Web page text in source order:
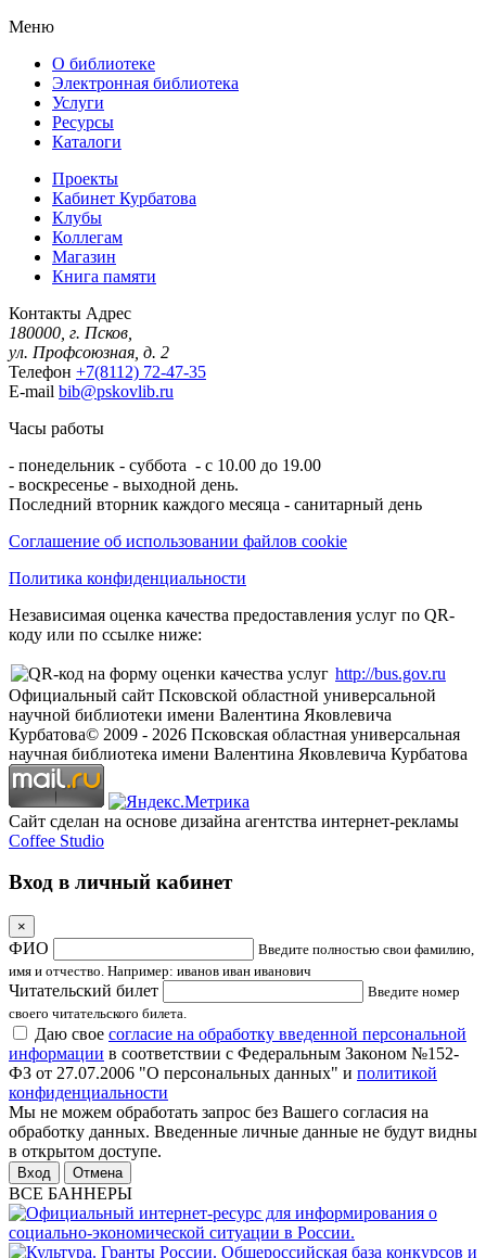
Меню
О библиотеке
Электронная библиотека
Услуги
Ресурсы
Каталоги
Проекты
Кабинет Курбатова
Клубы
Коллегам
Магазин
Книга памяти
Контакты Адрес
180000, г. Псков,
ул. Профсоюзная, д. 2
Телефон +7(8112) 72-47-35
E-mail bib@pskovlib.ru
Часы работы
- понедельник - суббота - с 10.00 до 19.00
- воскресенье - выходной день.
Последний вторник каждого месяца - санитарный день
Соглашение об использовании файлов cookie
Политика конфиденциальности
Независимая оценка качества предоставления услуг по QR-
коду или по ссылке ниже:
http://bus.gov.ru
Официальный сайт Псковской областной универсальной
научной библиотеки имени Валентина Яковлевича
Курбатова© 2009 - 2026 Псковская областная универсальная
научная библиотека имени Валентина Яковлевича Курбатова
Сайт сделан на основе дизайна агентства интернет-рекламы
Coffee Studio
Вход в личный кабинет
×
ФИО
Введите полностью свои фамилию,
имя и отчество. Например: иванов иван иванович
Читательский билет
Введите номер
своего читательского билета.
Даю свое согласие на обработку введенной персональной
информации в соответствии с Федеральным Законом №152-
ФЗ от 27.07.2006 "О персональных данных" и политикой
конфиденциальности
Мы не можем обработать запрос без Вашего согласия на
обработку данных. Введенные личные данные не будут видны
в открытом доступе.
Отмена
ВСЕ БАННЕРЫ